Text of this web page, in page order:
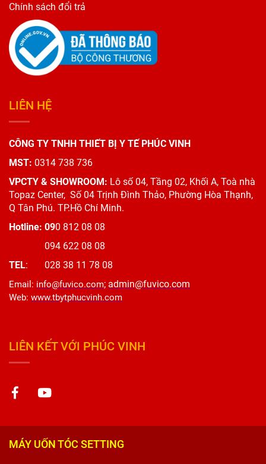
MÁY UỐN TÓC SETTING
Chính sách đổi trả
LIÊN HỆ
CÔNG TY TNHH THIẾT BỊ Y TẾ PHÚC VINH
MST: 0314 738 736
VPCTY & SHOWROOM: Lô số 04, Tầng 02, Khối A, Toà nhà
Topaz Center, Số 04 Trịnh Đình Thảo, Phường Hòa Thạnh,
Q Tân Phú. TP.Hồ Chí Minh.
Hotline: 090 812 08 08
094 622 08 08
TEL: 028 38 11 78 08
Email : info@fuvico.com; admin@fuvico.com
Web: www.tbytphucvinh.com
LIÊN KẾT VỚI PHÚC VINH